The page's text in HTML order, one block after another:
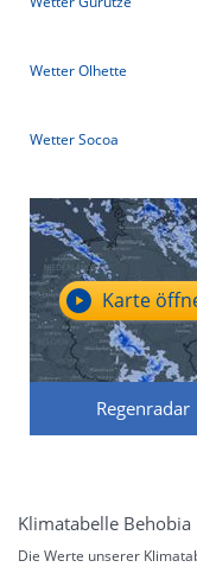
Wetter Olhette
Wetter Socoa
Regenradar
Karte
Klimatabelle Behobia
Die Werte unserer